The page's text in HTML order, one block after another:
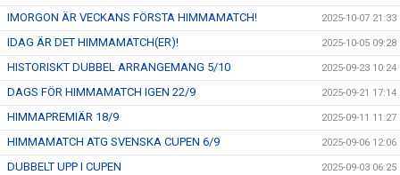
IMORGON ÄR VECKANS FÖRSTA HIMMAMATCH! 2025-10-07 21:33
IDAG ÄR DET HIMMAMATCH(ER)! 2025-10-05 09:28
HISTORISKT DUBBEL ARRANGEMANG 5/10 2025-09-23 10:24
DAGS FÖR HIMMAMATCH IGEN 22/9 2025-09-21 17:14
HIMMAPREMIÄR 18/9 2025-09-11 11:27
HIMMAMATCH ATG SVENSKA CUPEN 6/9 2025-09-06 12:06
DUBBELT UPP I CUPEN 2025-09-03 06:25